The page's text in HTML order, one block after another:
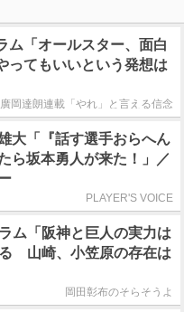
ム「オールスター、面白
ってもいいという発想は
廣岡達朗連載「やれ」と言える信念
大「『話す選手おらへん
ら坂本勇人が来た！」／
PLAYER'S VOICE
ム「阪神と巨人の実力は
山崎、小笠原の存在は
岡田彰布のそらそうよ